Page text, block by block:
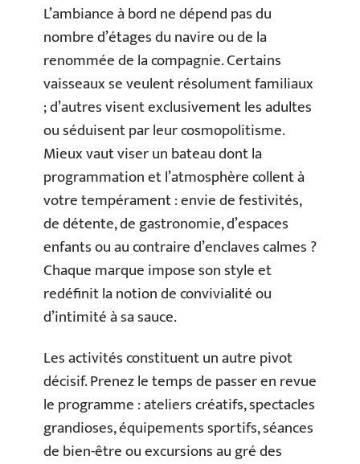
L’ambiance à bord ne dépend pas du
nombre d’étages du navire ou de la
renommée de la compagnie. Certains
vaisseaux se veulent résolument familiaux
; d’autres visent exclusivement les adultes
ou séduisent par leur cosmopolitisme.
Mieux vaut viser un bateau dont la
programmation et l’atmosphère collent à
votre tempérament : envie de festivités,
de détente, de gastronomie, d’espaces
enfants ou au contraire d’enclaves calmes ?
Chaque marque impose son style et
redéfinit la notion de convivialité ou
d’intimité à sa sauce.
Les activités constituent un autre pivot
décisif. Prenez le temps de passer en revue
le programme : ateliers créatifs, spectacles
grandioses, équipements sportifs, séances
de bien-être ou excursions au gré des